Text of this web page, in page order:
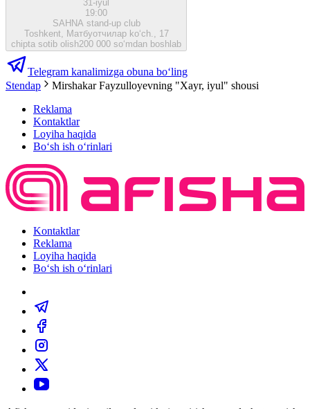
31-iyul
19:00
SAHNA stand-up club
Toshkent, Матбуотчилар ko‘ch., 17
chipta sotib olish200 000 so‘mdan boshlab
Telegram kanalimizga obuna bo‘ling
Stendap
Mirshakar Fayzulloyevning "Xayr, iyul" shousi
Reklama
Kontaktlar
Loyiha haqida
Bo‘sh ish o‘rinlari
Kontaktlar
Reklama
Loyiha haqida
Bo‘sh ish o‘rinlari